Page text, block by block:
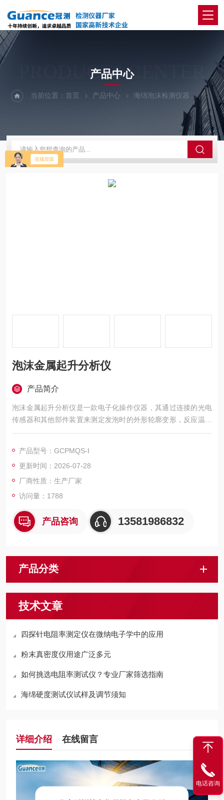
PRODUCTS CENTER
产品中心
当前位置：首页 产品中心 海绵泡沫检测仪器 新-泡
泡沫金属起升分析仪
产品简介
泡沫金属起升分析仪是一款电子化操作仪器，其通过连接的光电
传感器和其他部件装置来测定发泡时的外形轮廓变形，反应温度
变化，发泡压力变化和极化变化。
产品型号：GCPMQS-I
更新时间：2026-07-28
厂商性质：生产厂家
访问量：1788
产品咨询 13581986832
产品分类
技术文章
四探针电阻率测定仪在微纳电子学中的应用
粉末真密度仪用途广泛多元
如何挑选电阻率测试仪？专业厂家筛选指南
海绵硬度测试仪试样及调节须知
详细介绍 在线留言
电话咨询